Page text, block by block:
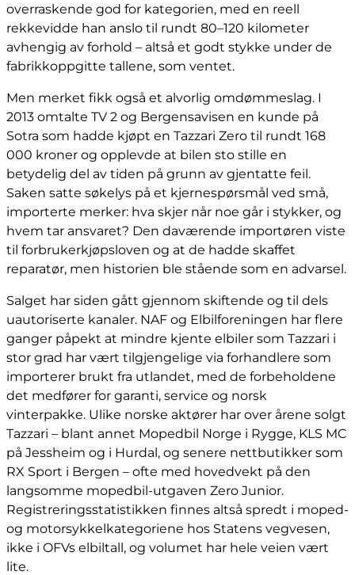
overraskende god for kategorien, med en reell
rekkevidde han anslo til rundt 80–120 kilometer
avhengig av forhold – altså et godt stykke under de
fabrikkoppgitte tallene, som ventet.
Men merket fikk også et alvorlig omdømmeslag. I
2013 omtalte TV 2 og Bergensavisen en kunde på
Sotra som hadde kjøpt en Tazzari Zero til rundt 168
000 kroner og opplevde at bilen sto stille en
betydelig del av tiden på grunn av gjentatte feil.
Saken satte søkelys på et kjernespørsmål ved små,
importerte merker: hva skjer når noe går i stykker, og
hvem tar ansvaret? Den daværende importøren viste
til forbrukerkjøpsloven og at de hadde skaffet
reparatør, men historien ble stående som en advarsel.
Salget har siden gått gjennom skiftende og til dels
uautoriserte kanaler. NAF og Elbilforeningen har flere
ganger påpekt at mindre kjente elbiler som Tazzari i
stor grad har vært tilgjengelige via forhandlere som
importerer brukt fra utlandet, med de forbeholdene
det medfører for garanti, service og norsk
vinterpakke. Ulike norske aktører har over årene solgt
Tazzari – blant annet Mopedbil Norge i Rygge, KLS MC
på Jessheim og i Hurdal, og senere nettbutikker som
RX Sport i Bergen – ofte med hovedvekt på den
langsomme mopedbil-utgaven Zero Junior.
Registreringsstatistikken finnes altså spredt i moped-
og motorsykkelkategoriene hos Statens vegvesen,
ikke i OFVs elbiltall, og volumet har hele veien vært
lite.